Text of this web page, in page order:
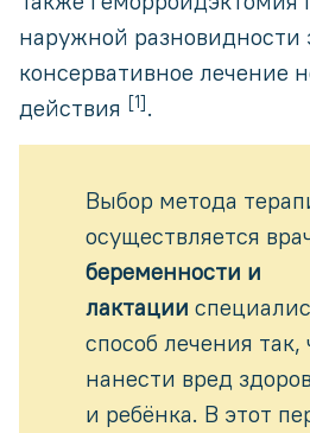
наружной разновидности
консервативное лечение
действия [1].
Выбор метода
осуществляется
беременности и
лактации
способ лечения так,
нанести вред
и ребёнка. В этот